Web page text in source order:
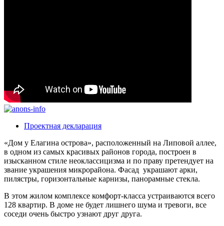
Проектная декларация
«Дом у Елагина острова», расположенный на Липовой аллее,
в одном из самых красивых районов города, построен в
изысканном стиле неоклассицизма и по праву претендует на
звание украшения микрорайона. Фасад украшают арки,
пилястры, горизонтальные карнизы, панорамные стекла.
В этом жилом комплексе комфорт-класса устраиваются всего
128 квартир. В доме не будет лишнего шума и тревоги, все
соседи очень быстро узнают друг друга.